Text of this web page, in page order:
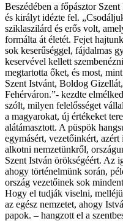
Beszédében a főpásztor
és királyt idézte fel.
sziklaszilárd és erős volt,
formálta át életét. Fejet
sok keserűséggel, fájdalmas
keservével kellett
megtartotta őket, és most,
Szent Istvánt, Boldog
Fehérváron.”- kezdte
szólt, milyen felelősséget
a magyarokat, új értékeket
alátámasztott. A püspök
egymásért, vezetőinkért,
alkotni nemzetünkről,
Szent István örökségéért. Az
ahogy történelmünk során,
ország vezetőinek sok
Hogy el tudják viselni,
az egész nemzetet, ahogy
papok. – hangzott el a